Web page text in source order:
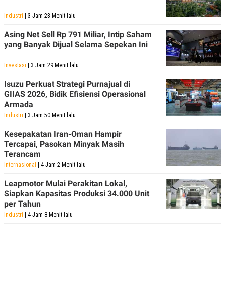
Industri | 3 Jam 23 Menit lalu
Asing Net Sell Rp 791 Miliar, Intip Saham
yang Banyak Dijual Selama Sepekan Ini
Investasi | 3 Jam 29 Menit lalu
Isuzu Perkuat Strategi Purnajual di
GIIAS 2026, Bidik Efisiensi Operasional
Armada
Industri | 3 Jam 50 Menit lalu
Kesepakatan Iran-Oman Hampir
Tercapai, Pasokan Minyak Masih
Terancam
Internasional | 4 Jam 2 Menit lalu
Leapmotor Mulai Perakitan Lokal,
Siapkan Kapasitas Produksi 34.000 Unit
per Tahun
Industri | 4 Jam 8 Menit lalu